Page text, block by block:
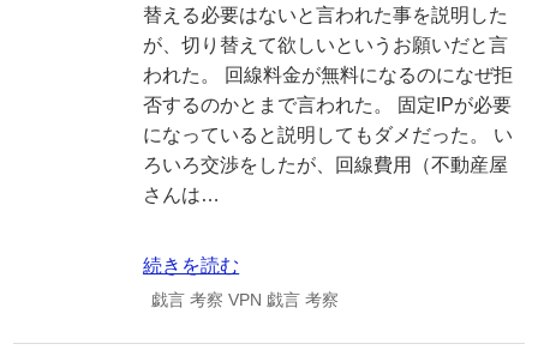
替える必要はないと言われた事を説明した
が、切り替えて欲しいというお願いだと言
われた。 回線料金が無料になるのになぜ拒
否するのかとまで言われた。 固定IPが必要
になっていると説明してもダメだった。 い
ろいろ交渉をしたが、回線費用（不動産屋
さんは…
続きを読む
戯言 考察 VPN 戯言 考察